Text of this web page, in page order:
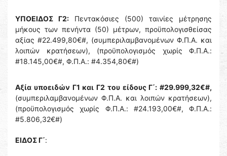
ΥΠΟΕΙΔΟΣ Γ2: Πεντακόσιες (500) ταινίες μέτρησης
μήκους των πενήντα (50) μέτρων, προϋπολογισθείσας
αξίας #22.499,80€#, (συμπεριλαμβανομένων Φ.Π.Α. και
λοιπών κρατήσεων), (προϋπολογισμός χωρίς Φ.Π.Α.:
#18.145,00€#, Φ.Π.Α.: #4.354,80€#)
Αξία υποειδών Γ1 και Γ2 του είδους Γ΄: #29.999,32€#,
(συμπεριλαμβανομένων Φ.Π.Α. και λοιπών κρατήσεων),
(προϋπολογισμός χωρίς Φ.Π.Α.: #24.193,00€#, Φ.Π.Α.:
#5.806,32€#)
ΕΙΔΟΣ Γ΄: